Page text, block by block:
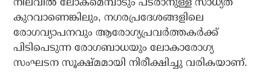
കുറവാണെങ്കിലും, നഗരപ്രദേശങ്ങളിലെ
രോഗവ്യാപനവും ആരോഗ്യപ്രവര്‍ത്തകര്‍ക്ക്
പിടിപെടുന്ന രോഗബാധയും ലോകാരോഗ്യ
സംഘടന സൂക്ഷ്മമായി നിരീക്ഷിച്ചു വരികയാണ്.